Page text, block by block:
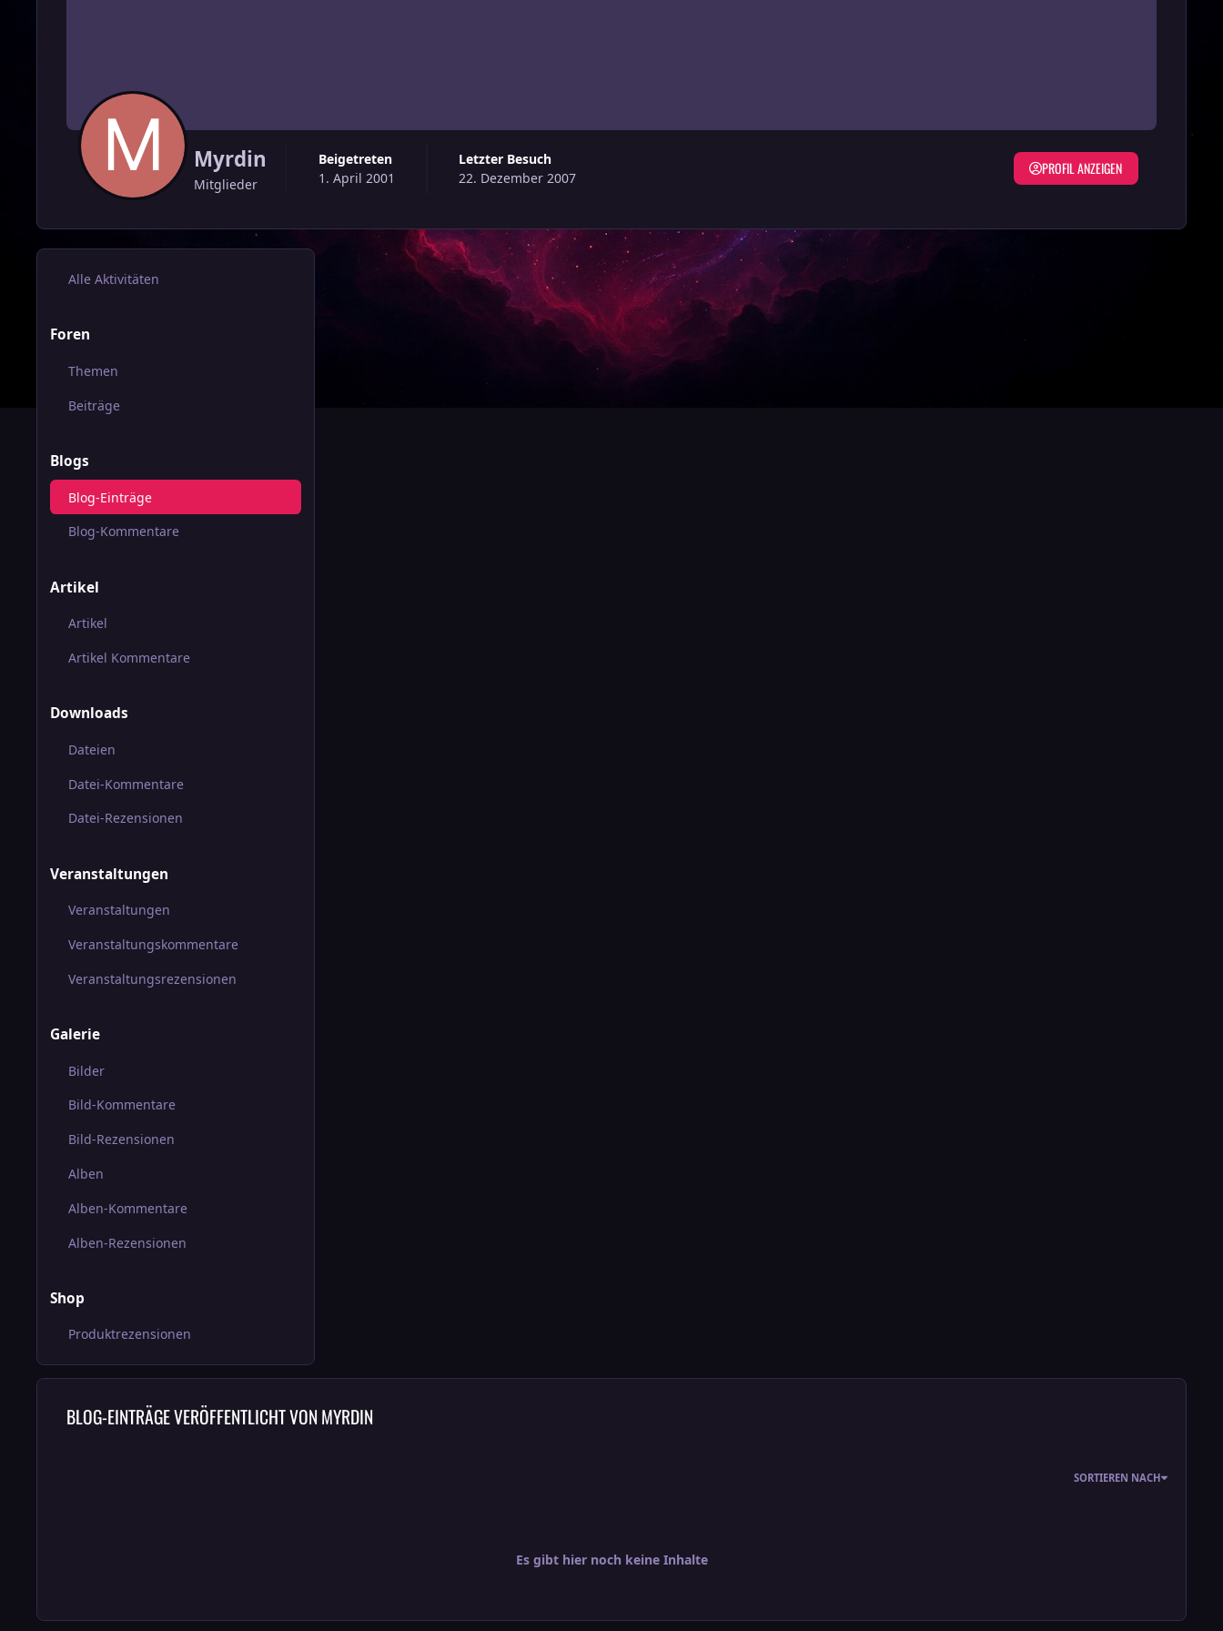
Myrdin
Mitglieder
Beigetreten
1. April 2001
Letzter Besuch
22. Dezember 2007
PROFIL ANZEIGEN
Alle Aktivitäten
Foren
Themen
Beiträge
Blogs
Blog-Einträge
Blog-Kommentare
Artikel
Artikel
Artikel Kommentare
Downloads
Dateien
Datei-Kommentare
Datei-Rezensionen
Veranstaltungen
Veranstaltungen
Veranstaltungskommentare
Veranstaltungsrezensionen
Galerie
Bilder
Bild-Kommentare
Bild-Rezensionen
Alben
Alben-Kommentare
Alben-Rezensionen
Shop
Produktrezensionen
BLOG-EINTRÄGE VERÖFFENTLICHT VON MYRDIN
SORTIEREN NACH
Es gibt hier noch keine Inhalte